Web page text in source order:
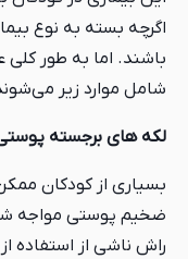
اگرچه بسته به نوع
شامل موارد زیر
لکه های برجسته
بسیاری از کودکان
ضخیم پوستی مواجه
راش ناشی از استفاده